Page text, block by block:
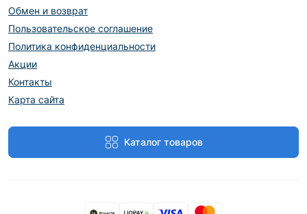
Обмен и возврат
Пользовательское соглашение
Политика конфиденциальности
Акции
Контакты
Карта сайта
Каталог товаров